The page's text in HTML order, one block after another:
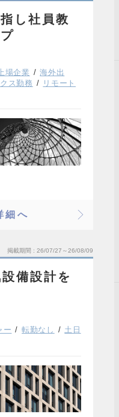
し社員教
上場企業
海外出
ス勤務
リモート
細へ
掲載期間 26/07/27～26/08/09
備設計を
ー 転勤なし
土日